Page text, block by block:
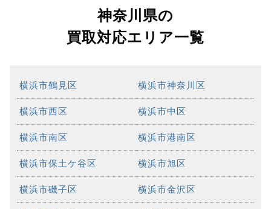
神奈川県の
買取対応エリア一覧
横浜市鶴見区 横浜市神奈川区
横浜市西区 横浜市中区
横浜市南区 横浜市港南区
横浜市保土ケ谷区 横浜市旭区
横浜市磯子区 横浜市金沢区